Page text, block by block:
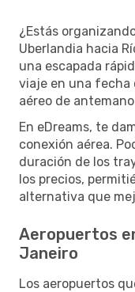
¿Estás
Uberlandia hacia
una escapada
viaje en una
aéreo de
En eDreams, te
conexión aérea.
duración de los
los precios,
alternativa que
Aeropuertos
Janeiro
Los aeropuertos